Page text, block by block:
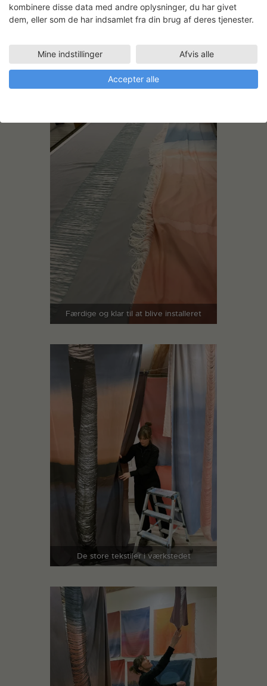
Storskala tekstil hænger til tørre.
Færdige og klar til at blive installeret
De store tekstiler i værkstedet
kombinere disse data med andre oplysninger, du har givet
dem, eller som de har indsamlet fra din brug af deres tjenester.
Mine indstillinger Afvis alle
Accepter alle